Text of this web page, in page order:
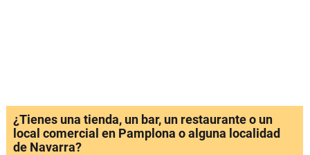
¿Tienes una tienda, un bar, un restaurante o un
local comercial en Pamplona o alguna localidad
de Navarra?